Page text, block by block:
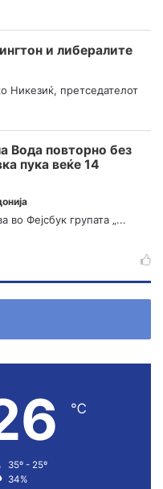
и либералите
Никезиќ, претседателот
Вода повторно без
пука веќе 14
во Фејсбук групата „...
℃
35º - 25º
34%